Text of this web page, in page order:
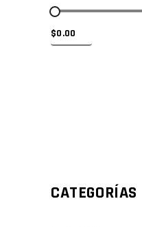
CATEGORÍAS